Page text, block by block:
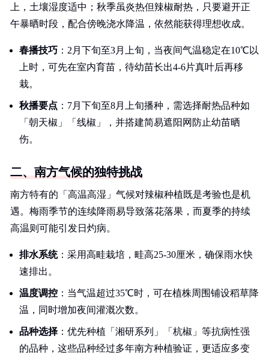
上，土壤湿度适中；秋季虽炎热但辣椒耐热，只要避开正
午暴晒时段，配合傍晚浇水降温，依然能获得理想收成。
春播技巧 ：2月下旬至3月上旬，当夜间气温稳定在10℃以
上时，可先在室内育苗，待幼苗长出4-6片真叶后再移
栽。
秋播要点 ：7月下旬至8月上旬播种，需选择耐热品种如
「朝天椒」「线椒」，并搭建简易遮阳网防止幼苗晒
伤。
二、南方气候的独特挑战
南方特有的「高温高湿」气候对辣椒种植既是考验也是机
遇。梅雨季节的连续降雨易导致落花落果，而夏季的持续
高温则可能引发日灼病。
排水系统：采用高畦栽培，畦高25-30厘米，确保雨水快
速排出。
温度调控 ：当气温超过35℃时，可在植株周围铺设稻草降
温，同时增加夜间灌溉次数。
品种选择 ：优先种植「湘研系列」「杭椒」等抗病性强
的品种，这些品种经过多年南方种植验证，更适应多变